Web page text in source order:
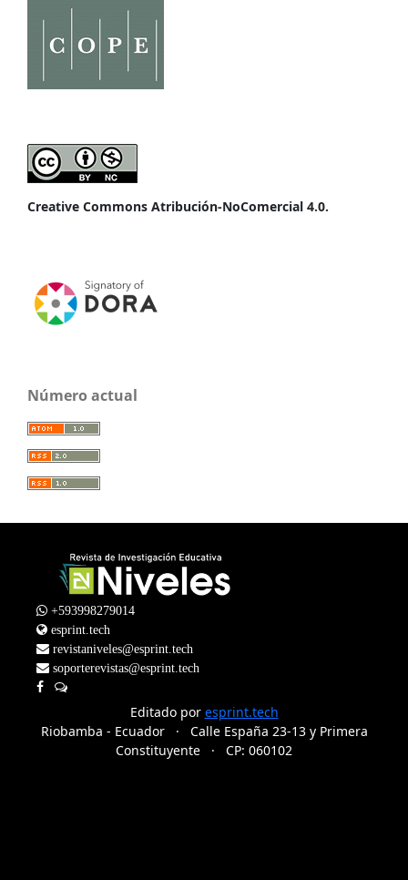
Creative Commons Atribución-NoComercial 4.0.
Número actual
+593998279014
esprint.tech
revistaniveles@esprint.tech
soporterevistas@esprint.tech
Editado por esprint.tech
Riobamba - Ecuador · Calle España 23-13 y Primera
Constituyente · CP: 060102